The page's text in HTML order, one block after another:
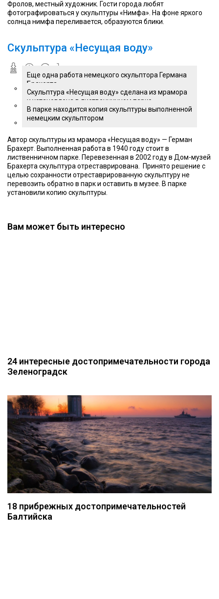
Фролов, местный художник. Гости города любят
фотографироваться у скульптуры «Нимфа». На фоне яркого
солнца нимфа переливается, образуются блики.
Скульптура «Несущая воду»
Еще одна работа немецкого скульптора Германа
Брахерта
Скульптура «Несущая воду» сделана из мрамора
и установлена в лиственничном парке
В парке находится копия скульптуры выполненной
немецким скульптором
Автор скульптуры из мрамора «Несущая воду» — Герман
Брахерт. Выполненная работа в 1940 году стоит в
лиственничном парке. Перевезенная в 2002 году в Дом-музей
Брахерта скульптура отреставрирована. Принято решение с
целью сохранности отреставрированную скульптуру не
перевозить обратно в парк и оставить в музее. В парке
установили копию скульптуры.
Вам может быть интересно
24 интересные достопримечательности города
Зеленоградск
18 прибрежных достопримечательностей
Балтийска